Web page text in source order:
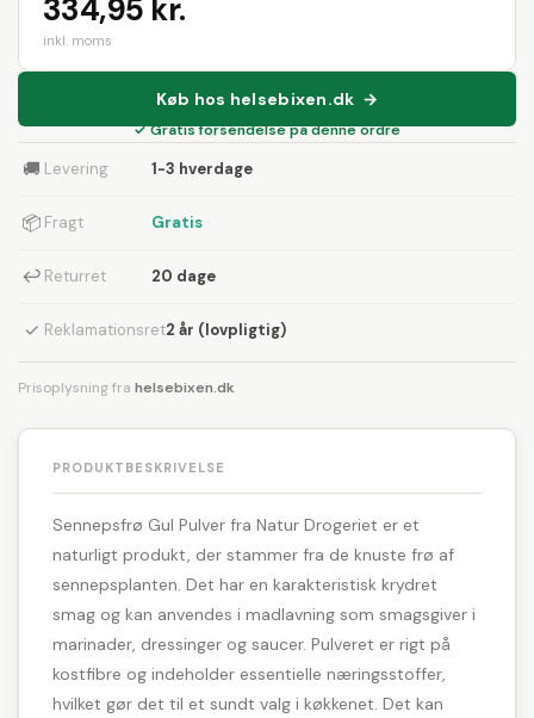
334,95 kr.
inkl. moms
Køb hos helsebixen.dk →
✓ Gratis forsendelse på denne ordre
🚚 Levering 1-3 hverdage
📦 Fragt Gratis
↩ Returret 20 dage
✓ Reklamationsret2 år (lovpligtig)
Prisoplysning fra helsebixen.dk
PRODUKTBESKRIVELSE
Sennepsfrø Gul Pulver fra Natur Drogeriet er et
naturligt produkt, der stammer fra de knuste frø af
sennepsplanten. Det har en karakteristisk krydret
smag og kan anvendes i madlavning som smagsgiver i
marinader, dressinger og saucer. Pulveret er rigt på
kostfibre og indeholder essentielle næringsstoffer,
hvilket gør det til et sundt valg i køkkenet. Det kan